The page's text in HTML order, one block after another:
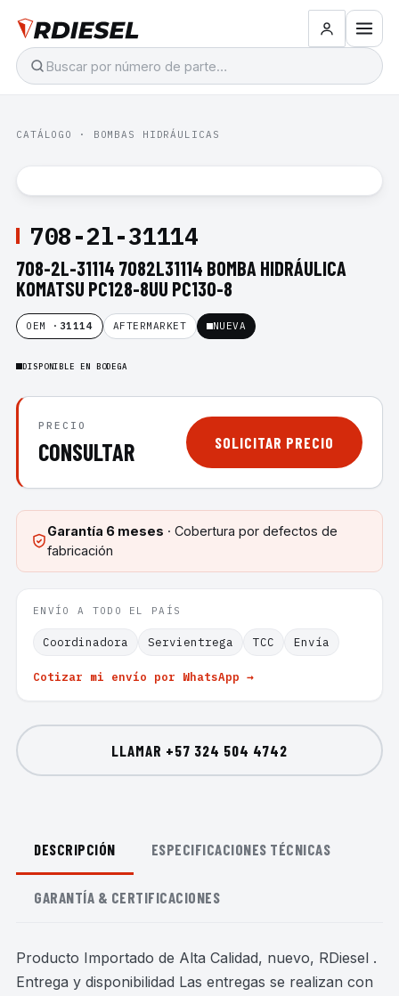
CATÁLOGO · BOMBAS HIDRÁULICAS
708-2l-31114
708-2L-31114 7082L31114 BOMBA HIDRÁULICA
KOMATSU PC128-8UU PC130-8
OEM · 31114 AFTERMARKET NUEVA
DISPONIBLE EN BODEGA
PRECIO
CONSULTAR SOLICITAR PRECIO
Garantía 6 meses · Cobertura por defectos de
fabricación
ENVÍO A TODO EL PAÍS
Coordinadora Servientrega TCC Envía
Cotizar mi envío por WhatsApp →
LLAMAR +57 324 504 4742
DESCRIPCIÓN ESPECIFICACIONES TÉCNICAS
GARANTÍA & CERTIFICACIONES
Producto Importado de Alta Calidad, nuevo, RDiesel .
Entrega y disponibilidad Las entregas se realizan con